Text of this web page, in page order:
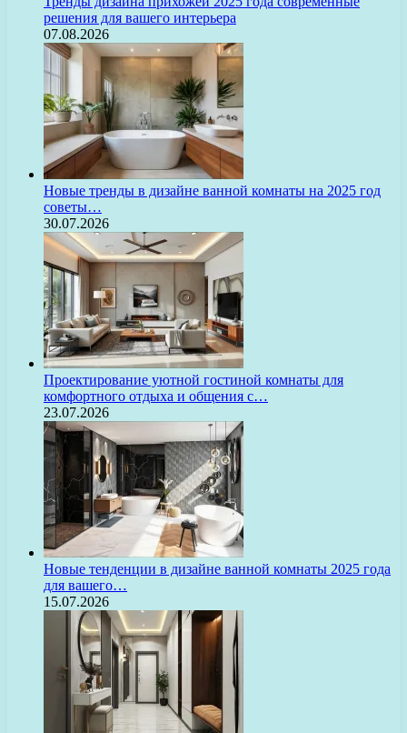
решения для вашего интерьера
07.08.2026
Новые тренды в дизайне ванной комнаты на 2025 год
советы…
30.07.2026
Проектирование уютной гостиной комнаты для
комфортного отдыха и общения с…
23.07.2026
Новые тенденции в дизайне ванной комнаты 2025 года
для вашего…
15.07.2026